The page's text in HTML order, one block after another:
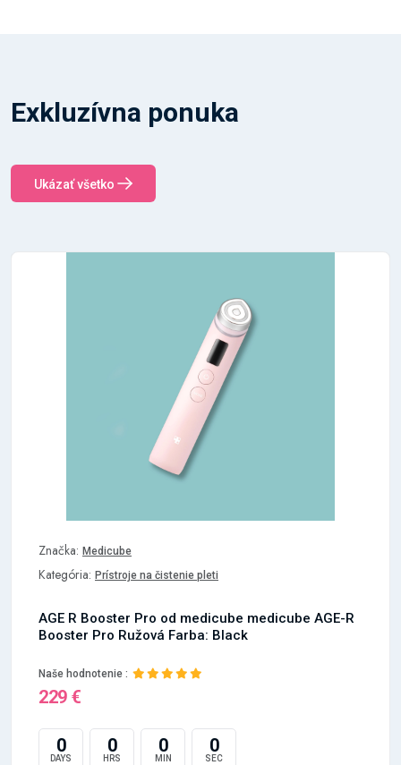
Exkluzívna ponuka
Ukázať všetko
Značka: Medicube
Kategória: Prístroje na čistenie pleti
AGE R Booster Pro od medicube medicube AGE-R
Booster Pro Ružová Farba: Black
Naše hodnotenie :
229 €
0
DAYS
0
HRS
0
MIN
0
SEC